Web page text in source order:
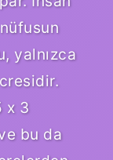
yalnızca
x 3
bu da